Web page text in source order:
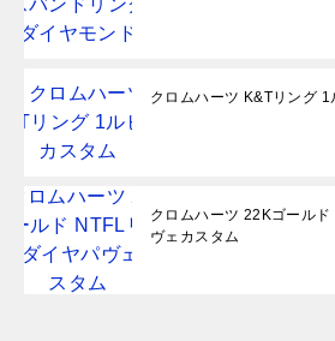
クロムハーツ K&Tリング 1
クロムハーツ 22Kゴール
ヴェカスタム